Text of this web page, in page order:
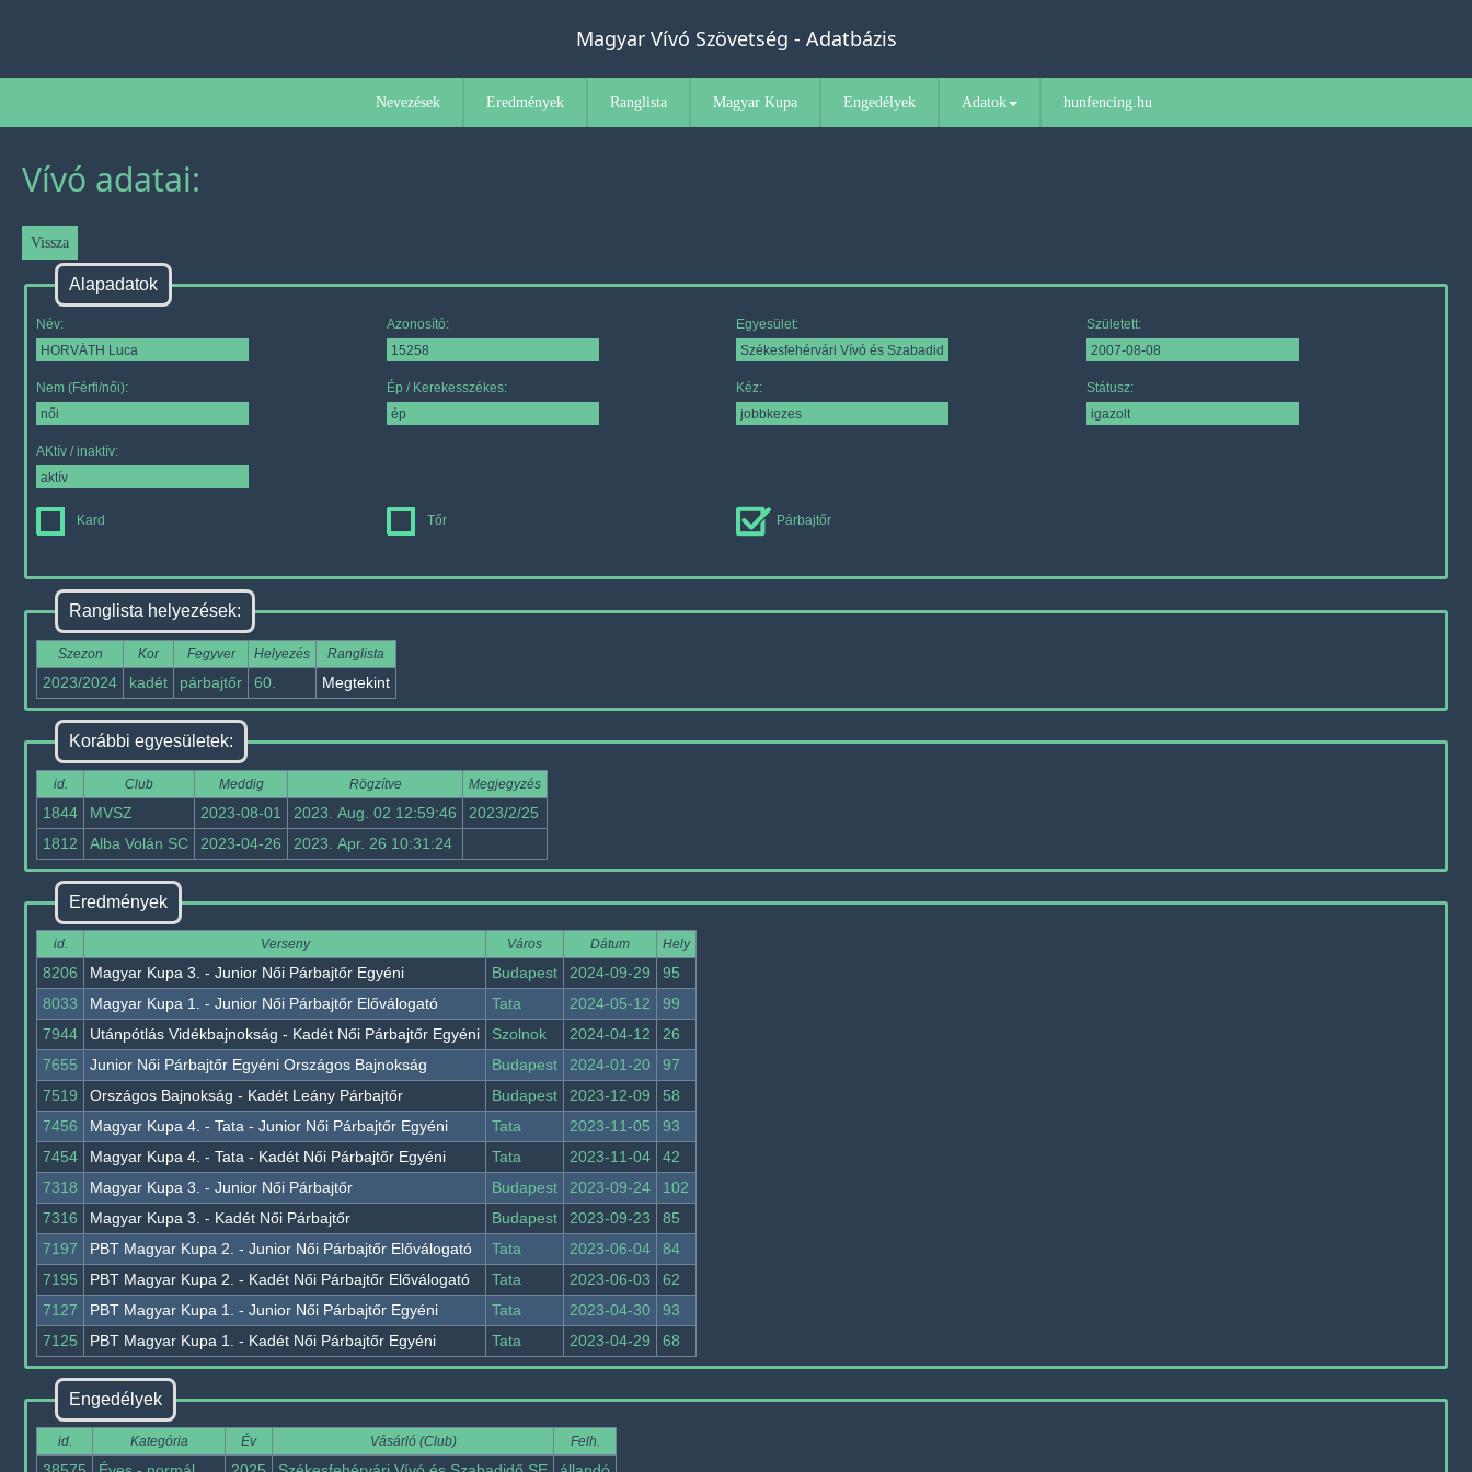
Magyar Vívó Szövetség - Adatbázis
Nevezések Eredmények Ranglista Magyar Kupa Engedélyek Adatok hunfencing.hu
Vívó adatai:
Alapadatok
Név: Azonosító: Egyesület: Született:
Nem (Férfi/női): Ép / Kerekesszékes: Kéz: Státusz:
AKtív / inaktív:
Kard Tőr Párbajtőr
Ranglista helyezések:
Szezon Kor Fegyver Helyezés Ranglista
2023/2024 kadét párbajtőr 60. Megtekint
Korábbi egyesületek:
id. Club Meddig Rögzítve Megjegyzés
1844 MVSZ 2023-08-01 2023. Aug. 02 12:59:46
2023/2/25
1812
Alba Volán SC 2023-04-26 2023. Apr. 26 10:31:24
Eredmények
id. Verseny Város Dátum Hely
8206 Magyar Kupa 3. - Junior Női Párbajtőr Egyéni Budapest 2024-09-29
95
8033
Magyar Kupa 1. - Junior Női Párbajtőr Előválogató Tata 2024-05-12
99
7944
Utánpótlás Vidékbajnokság - Kadét Női Párbajtőr Egyéni Szolnok 2024-04-12
26
7655
Junior Női Párbajtőr Egyéni Országos Bajnokság Budapest 2024-01-20
97
7519
Országos Bajnokság - Kadét Leány Párbajtőr Budapest 2023-12-09
58
7456
Magyar Kupa 4. - Tata - Junior Női Párbajtőr Egyéni Tata 2023-11-05
93
7454
Magyar Kupa 4. - Tata - Kadét Női Párbajtőr Egyéni Tata 2023-11-04
42
7318
Magyar Kupa 3. - Junior Női Párbajtőr Budapest 2023-09-24
102
7316
Magyar Kupa 3. - Kadét Női Párbajtőr Budapest 2023-09-23
85
7197
PBT Magyar Kupa 2. - Junior Női Párbajtőr Előválogató Tata 2023-06-04
84
7195
PBT Magyar Kupa 2. - Kadét Női Párbajtőr Előválogató Tata 2023-06-03
62
7127
PBT Magyar Kupa 1. - Junior Női Párbajtőr Egyéni Tata 2023-04-30
93
7125
PBT Magyar Kupa 1. - Kadét Női Párbajtőr Egyéni Tata 2023-04-29 68
Engedélyek
id. Kategória Év Vásárló (Club) Felh.